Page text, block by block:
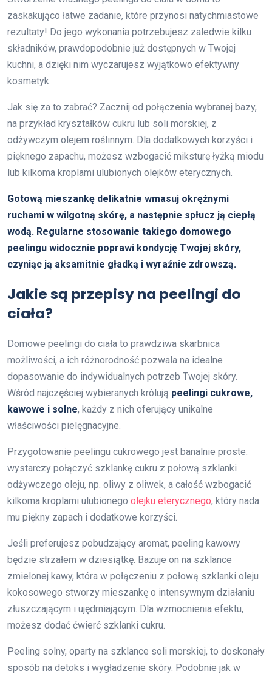
zaskakująco łatwe zadanie, które przynosi natychmiastowe
rezultaty! Do jego wykonania potrzebujesz zaledwie kilku
składników, prawdopodobnie już dostępnych w Twojej
kuchni, a dzięki nim wyczarujesz wyjątkowo efektywny
kosmetyk.
Jak się za to zabrać? Zacznij od połączenia wybranej bazy,
na przykład kryształków cukru lub soli morskiej, z
odżywczym olejem roślinnym. Dla dodatkowych korzyści i
pięknego zapachu, możesz wzbogacić miksturę łyżką miodu
lub kilkoma kroplami ulubionych olejków eterycznych.
Gotową mieszankę delikatnie wmasuj okrężnymi
ruchami w wilgotną skórę, a następnie spłucz ją ciepłą
wodą. Regularne stosowanie takiego domowego
peelingu widocznie poprawi kondycję Twojej skóry,
czyniąc ją aksamitnie gładką i wyraźnie zdrowszą.
Jakie są przepisy na peelingi do
ciała?
Domowe peelingi do ciała to prawdziwa skarbnica
możliwości, a ich różnorodność pozwala na idealne
dopasowanie do indywidualnych potrzeb Twojej skóry.
Wśród najczęściej wybieranych królują peelingi cukrowe,
kawowe i solne, każdy z nich oferujący unikalne
właściwości pielęgnacyjne.
Przygotowanie peelingu cukrowego jest banalnie proste:
wystarczy połączyć szklankę cukru z połową szklanki
odżywczego oleju, np. oliwy z oliwek, a całość wzbogacić
kilkoma kroplami ulubionego olejku eterycznego, który nada
mu piękny zapach i dodatkowe korzyści.
Jeśli preferujesz pobudzający aromat, peeling kawowy
będzie strzałem w dziesiątkę. Bazuje on na szklance
zmielonej kawy, która w połączeniu z połową szklanki oleju
kokosowego stworzy mieszankę o intensywnym działaniu
złuszczającym i ujędrniającym. Dla wzmocnienia efektu,
możesz dodać ćwierć szklanki cukru.
Peeling solny, oparty na szklance soli morskiej, to doskonały
sposób na detoks i wygładzenie skóry. Podobnie jak w